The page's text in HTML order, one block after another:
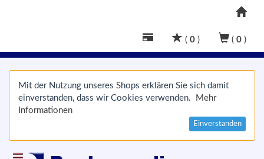
( 0 ) ( 0 )
Mit der Nutzung unseres Shops erklären Sie sich damit
einverstanden, dass wir Cookies verwenden.
Mehr
Informationen
Einverstanden